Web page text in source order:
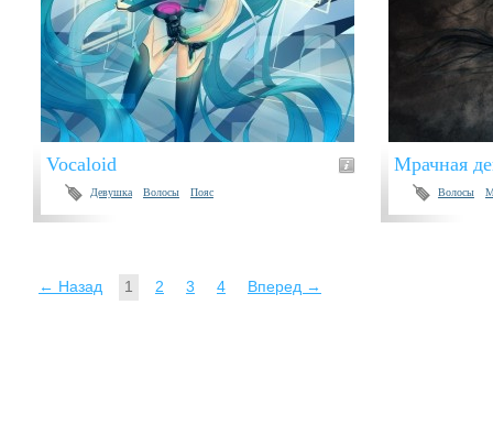
Vocaloid
Девушка Волосы Пояс
Мрачная
Волосы
← Назад 1 2 3 4 Вперед →